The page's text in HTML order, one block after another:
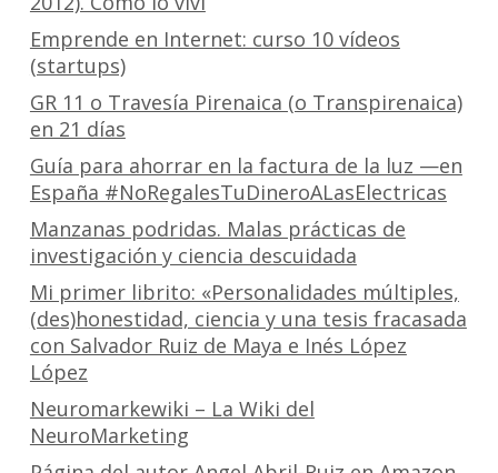
Emprende en Internet: curso 10 vídeos
(startups)
GR 11 o Travesía Pirenaica (o Transpirenaica)
en 21 días
Guía para ahorrar en la factura de la luz —en
España #NoRegalesTuDineroALasElectricas
Manzanas podridas. Malas prácticas de
investigación y ciencia descuidada
Mi primer librito: «Personalidades múltiples,
(des)honestidad, ciencia y una tesis fracasada
con Salvador Ruiz de Maya e Inés López
López
Neuromarkewiki – La Wiki del
NeuroMarketing